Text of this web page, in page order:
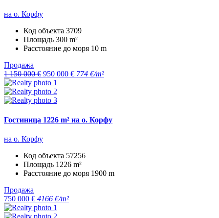
на о. Корфу
Код объекта 3709
Площадь 300 m²
Расстояние до моря 10 m
Продажа
1 150 000 € 950 000 € 774 €/m²
Гостиница 1226 m² на о. Корфу
на о. Корфу
Код объекта 57256
Площадь 1226 m²
Расстояние до моря 1900 m
Продажа
750 000 € 4166 €/m²